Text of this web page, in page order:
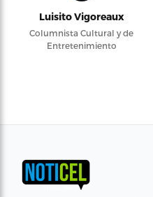
Luisito Vigoreaux
Columnista Cultural y de
Entretenimiento